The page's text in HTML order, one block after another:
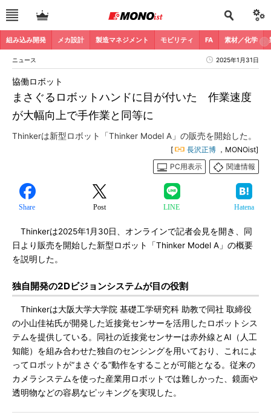
組み込み開発 メカ設計 製造マネジメント モビリティ FA 素材／化学
ニュース 2025年1月31日
まさぐるロボットハンドに目が付いた 作業速度
が大幅向上で手作業と同等に
協働ロボット
Thinkerは新型ロボット「Thinker Model A」の販売を開始した。
[ 長沢正博 ，MONOist]
PC用表示
関連情報
Share Post LINE Hatena
Thinkerは2025年1月30日、オンラインで記者会見を開き、同
日より販売を開始した新型ロボット「Thinker Model A」の概要
を説明した。
独自開発の2Dビジョンシステムが目の役割
Thinkerは大阪大学大学院 基礎工学研究科 助教で同社 取締役
の小山佳祐氏が開発した近接覚センサーを活用したロボットシス
テムを提供している。同社の近接覚センサーは赤外線とAI（人工
知能）を組み合わせた独自のセンシングを用いており、これによ
ってロボットが“まさぐる”動作をすることが可能となる。従来の
カメラシステムを使った産業用ロボットでは難しかった、鏡面や
透明物などの容易なピッキングを実現した。